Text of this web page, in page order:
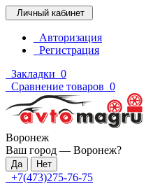
Личный кабинет
Авторизация
Регистрация
Закладки 0
Сравнение товаров 0
Воронеж
Ваш город — Воронеж?
+7(473)275-76-75